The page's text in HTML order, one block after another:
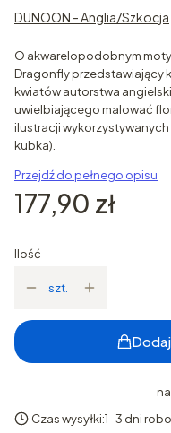
DUNOON - Anglia/Szkocja
O akwarelopodobnym
Dragonfly przedstawiający
kwiatów autorstwa
uwielbiającego malować
ilustracji
kubka).
Przejdź do pełnego opisu
Cena
177,90 zł
Ilość
szt.
Czas wysyłki:1-3 dni